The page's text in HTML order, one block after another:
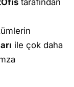
tarafından
ile çok daha